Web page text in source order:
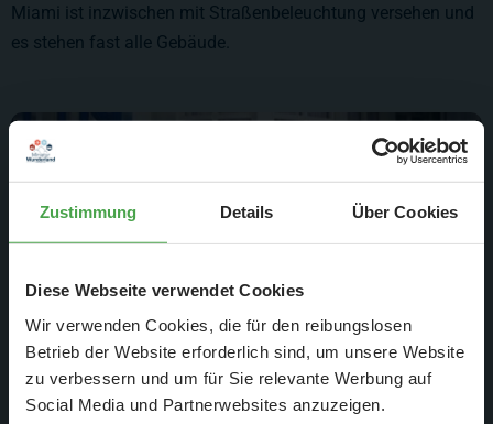
Zustimmung Details Über Cookies
Diese Webseite verwendet Cookies
Wir verwenden Cookies, die für den reibungslosen
Betrieb der Website erforderlich sind, um unsere Website
zu verbessern und um für Sie relevante Werbung auf
Social Media und Partnerwebsites anzuzeigen.
Miami ist inzwischen mit Straßenbeleuchtung versehen und
es stehen fast alle Gebäude.